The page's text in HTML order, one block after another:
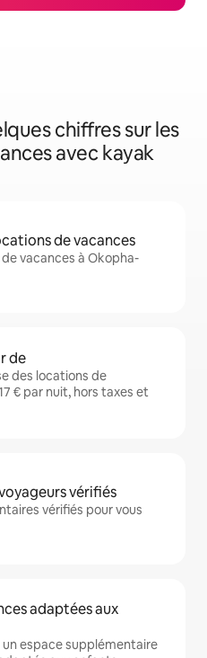
chiffres sur les
avec kayak
de vacances
vacances à Okopha-
de
des locations de
€ par nuit, hors taxes et
vérifiés
vérifiés pour vous
adaptées aux
espace supplémentaire